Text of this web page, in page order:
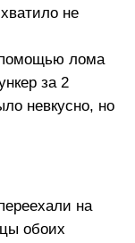
не
помощью лома
за 2
невкусно, но
на
обоих